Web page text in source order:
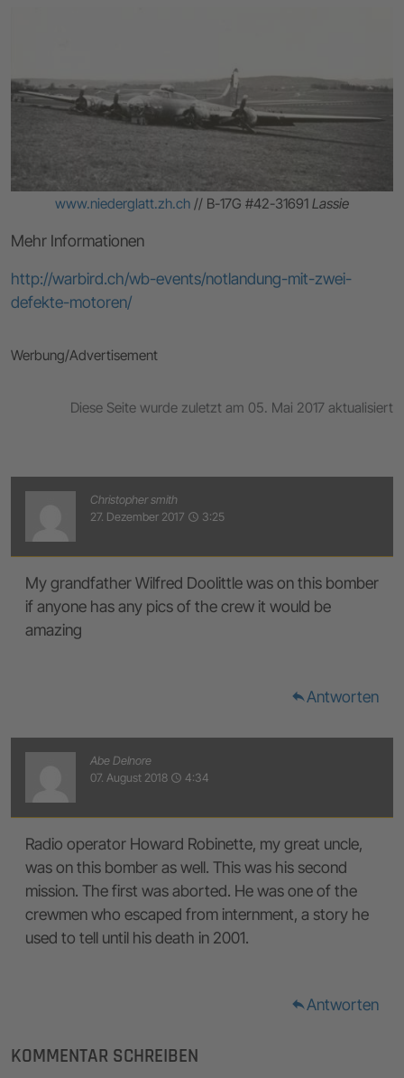
www.niederglatt.zh.ch // B-17G #42-31691 Lassie
Mehr Informationen
http://warbird.ch/wb-events/notlandung-mit-zwei-
defekte-motoren/
Werbung/Advertisement
Diese Seite wurde zuletzt am 05. Mai 2017 aktualisiert
Christopher smith
27. Dezember 2017 access_time 3:25
My grandfather Wilfred Doolittle was on this bomber
if anyone has any pics of the crew it would be
amazing
replyAntworten
Abe Delnore
07. August 2018 access_time 4:34
Radio operator Howard Robinette, my great uncle,
was on this bomber as well. This was his second
mission. The first was aborted. He was one of the
crewmen who escaped from internment, a story he
used to tell until his death in 2001.
replyAntworten
KOMMENTAR SCHREIBEN